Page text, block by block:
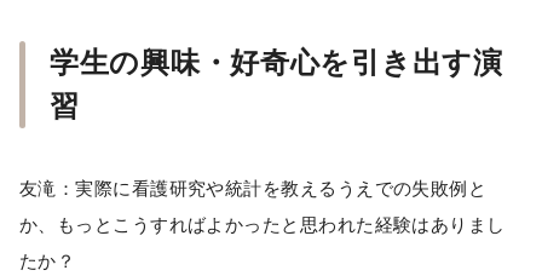
学生の興味・好奇心を引き出す演
習
友滝：実際に看護研究や統計を教えるうえでの失敗例と
か、もっとこうすればよかったと思われた経験はありまし
たか？